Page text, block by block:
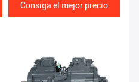
Consiga el mejor precio